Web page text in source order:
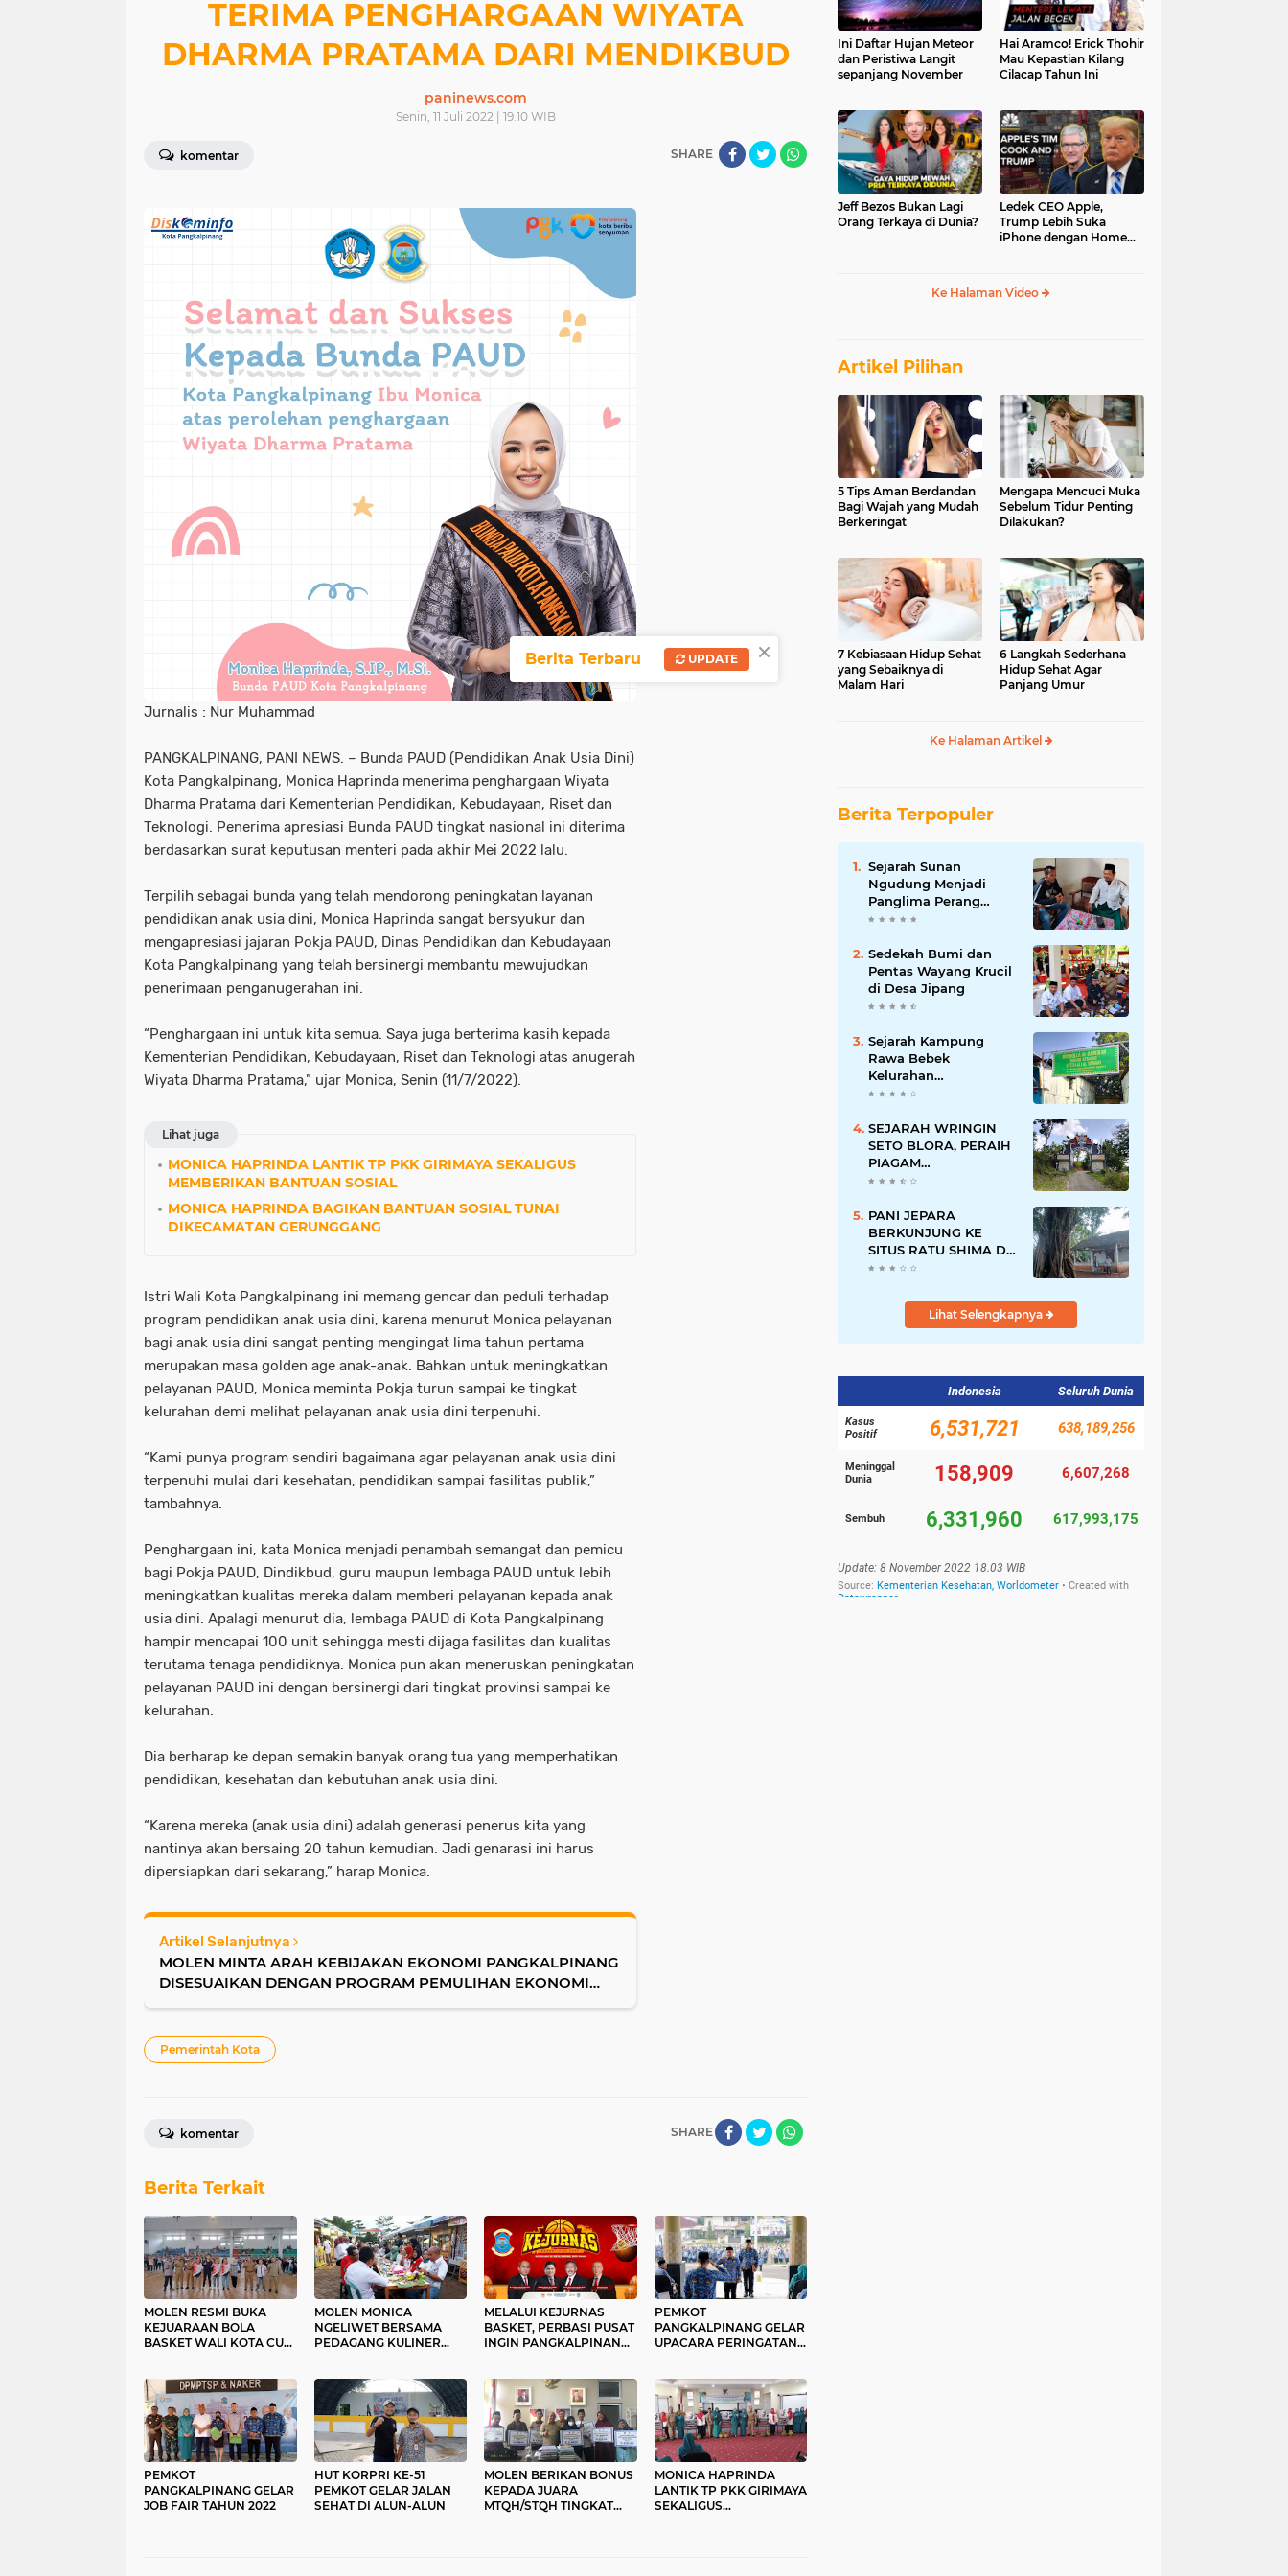
TERIMA PENGHARGAAN WIYATA
DHARMA PRATAMA DARI MENDIKBUD
paninews.com
Senin, 11 Juli 2022 | 19.10 WIB
komentar SHARE
Jurnalis : Nur Muhammad
PANGKALPINANG, PANI NEWS. – Bunda PAUD (Pendidikan Anak Usia Dini)
Kota Pangkalpinang, Monica Haprinda menerima penghargaan Wiyata
Dharma Pratama dari Kementerian Pendidikan, Kebudayaan, Riset dan
Teknologi. Penerima apresiasi Bunda PAUD tingkat nasional ini diterima
berdasarkan surat keputusan menteri pada akhir Mei 2022 lalu.
Terpilih sebagai bunda yang telah mendorong peningkatan layanan
pendidikan anak usia dini, Monica Haprinda sangat bersyukur dan
mengapresiasi jajaran Pokja PAUD, Dinas Pendidikan dan Kebudayaan
Kota Pangkalpinang yang telah bersinergi membantu mewujudkan
penerimaan penganugerahan ini.
“Penghargaan ini untuk kita semua. Saya juga berterima kasih kepada
Kementerian Pendidikan, Kebudayaan, Riset dan Teknologi atas anugerah
Wiyata Dharma Pratama,” ujar Monica, Senin (11/7/2022).
Lihat juga
MONICA HAPRINDA LANTIK TP PKK GIRIMAYA SEKALIGUS
MEMBERIKAN BANTUAN SOSIAL
MONICA HAPRINDA BAGIKAN BANTUAN SOSIAL TUNAI
DIKECAMATAN GERUNGGANG
Istri Wali Kota Pangkalpinang ini memang gencar dan peduli terhadap
program pendidikan anak usia dini, karena menurut Monica pelayanan
bagi anak usia dini sangat penting mengingat lima tahun pertama
merupakan masa golden age anak-anak. Bahkan untuk meningkatkan
pelayanan PAUD, Monica meminta Pokja turun sampai ke tingkat
kelurahan demi melihat pelayanan anak usia dini terpenuhi.
“Kami punya program sendiri bagaimana agar pelayanan anak usia dini
terpenuhi mulai dari kesehatan, pendidikan sampai fasilitas publik,”
tambahnya.
Penghargaan ini, kata Monica menjadi penambah semangat dan pemicu
bagi Pokja PAUD, Dindikbud, guru maupun lembaga PAUD untuk lebih
meningkatkan kualitas mereka dalam memberi pelayanan kepada anak
usia dini. Apalagi menurut dia, lembaga PAUD di Kota Pangkalpinang
hampir mencapai 100 unit sehingga mesti dijaga fasilitas dan kualitas
terutama tenaga pendidiknya. Monica pun akan meneruskan peningkatan
pelayanan PAUD ini dengan bersinergi dari tingkat provinsi sampai ke
kelurahan.
Dia berharap ke depan semakin banyak orang tua yang memperhatikan
pendidikan, kesehatan dan kebutuhan anak usia dini.
“Karena mereka (anak usia dini) adalah generasi penerus kita yang
nantinya akan bersaing 20 tahun kemudian. Jadi genarasi ini harus
dipersiapkan dari sekarang,” harap Monica.
Artikel Selanjutnya
MOLEN MINTA ARAH KEBIJAKAN EKONOMI PANGKALPINANG
DISESUAIKAN DENGAN PROGRAM PEMULIHAN EKONOMI
Pemerintah Kota
SHARE
komentar
Berita Terkait
MOLEN RESMI BUKA
KEJUARAAN BOLA
BASKET WALI KOTA CUP
MOLEN MONICA
NGELIWET BERSAMA
PEDAGANG KULINER
MELALUI KEJURNAS
BASKET, PERBASI PUSAT
INGIN PANGKALPINANG
PEMKOT
PANGKALPINANG GELAR
UPACARA PERINGATAN
PEMKOT
PANGKALPINANG GELAR
JOB FAIR TAHUN 2022
HUT KORPRI KE-51
PEMKOT GELAR JALAN
SEHAT DI ALUN-ALUN
MOLEN BERIKAN BONUS
KEPADA JUARA
MTQH/STQH TINGKAT
MONICA HAPRINDA
LANTIK TP PKK GIRIMAYA
SEKALIGUS
Ini Daftar Hujan Meteor
dan Peristiwa Langit
sepanjang November
Hai Aramco! Erick Thohir
Mau Kepastian Kilang
Cilacap Tahun Ini
Jeff Bezos Bukan Lagi
Orang Terkaya di Dunia?
Ledek CEO Apple,
Trump Lebih Suka
iPhone dengan Home
Ke Halaman Video
Artikel Pilihan
5 Tips Aman Berdandan
Bagi Wajah yang Mudah
Berkeringat
Mengapa Mencuci Muka
Sebelum Tidur Penting
Dilakukan?
7 Kebiasaan Hidup Sehat
yang Sebaiknya di
Malam Hari
6 Langkah Sederhana
Hidup Sehat Agar
Panjang Umur
Ke Halaman Artikel
Berita Terpopuler
Sejarah Sunan
Ngudung Menjadi
Panglima Perang
Kerajaan Demak
Sedekah Bumi dan
Pentas Wayang Krucil
di Desa Jipang
Sejarah Kampung
Rawa Bebek
Kelurahan
Penggilingan
SEJARAH WRINGIN
SETO BLORA, PERAIH
PIAGAM
PENGHARGAAN
LINGKUNGAN DARI
GUBERNUR
PANI JEPARA
BERKUNJUNG KE
SITUS RATU SHIMA DI
DESA KECAPI
Lihat Selengkapnya
×
Berita Terbaru UPDATE